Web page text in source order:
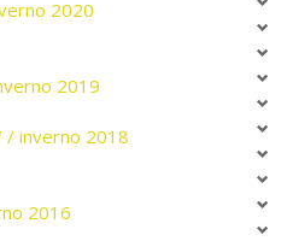
2020
2019
/ inverno 2018
2016